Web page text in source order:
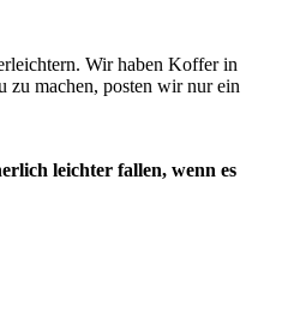
Wir haben Koffer in
zu machen, posten wir nur ein
leichter fallen, wenn es